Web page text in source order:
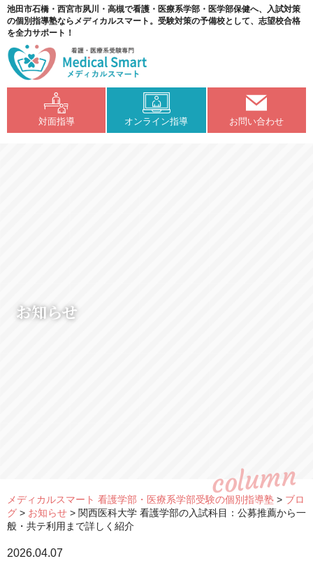
池田市石橋・西宮市夙川・高槻で看護・医療系学部・医学部保健へ、入試対策
の個別指導塾ならメディカルスマート。受験対策の予備校として、志望校合格
を全力サポート！
対面指導 オンライン指導 お問い合わせ
column
お知らせ
メディカルスマート 看護学部・医療系学部受験の個別指導塾 > ブロ
グ > お知らせ > 関西医科大学 看護学部の入試科目：公募推薦から一
般・共テ利用まで詳しく紹介
2026.04.07